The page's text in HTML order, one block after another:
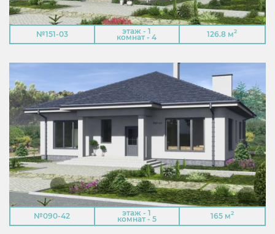
№151-03 этаж - 1
комнат - 4 126.8 м2
№090-42 этаж - 1
комнат - 5 165 м2